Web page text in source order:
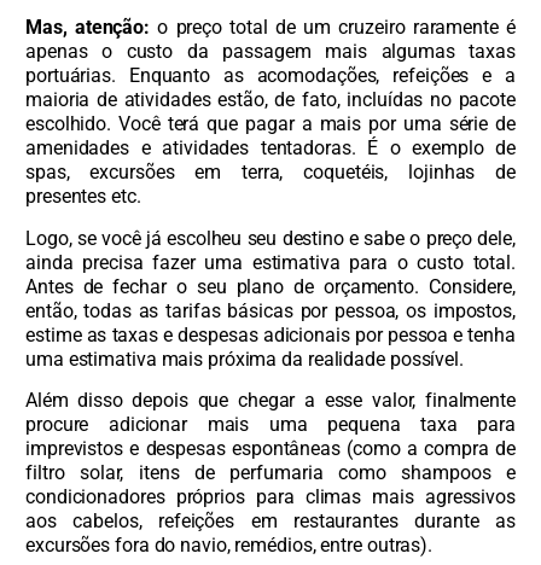
Mas, atenção:o preço total de um cruzeiro raramente é
apenas o custo da passagem mais algumas taxas
portuárias. Enquanto as acomodações, refeições e a
maioria de atividades estão, de fato, incluídas no pacote
escolhido. Você terá que pagar a mais por uma série de
amenidades e atividades tentadoras. É o exemplo de
spas, excursões em terra, coquetéis, lojinhas de
presentes etc.
Logo, se você já escolheu seu destino e sabe o preço dele,
ainda precisa fazer uma estimativa para o custo total.
Antes de fechar o seu plano de orçamento. Considere,
então, todas as tarifas básicas por pessoa, os impostos,
estime as taxas e despesas adicionais por pessoa e tenha
uma estimativa mais próxima da realidade possível.
Além disso depois que chegar a esse valor, finalmente
procure adicionar mais uma pequena taxa para
imprevistos e despesas espontâneas (como a compra de
filtro solar, itens de perfumaria como shampoos e
condicionadores próprios para climas mais agressivos
aos cabelos, refeições em restaurantes durante as
excursões fora do navio, remédios, entre outras).